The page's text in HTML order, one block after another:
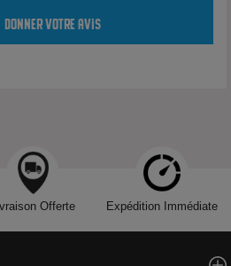
: Danger - Toxique par contact
de la marque Le French Liquide
Donner votre avis
Offerte Expédition Immédiate